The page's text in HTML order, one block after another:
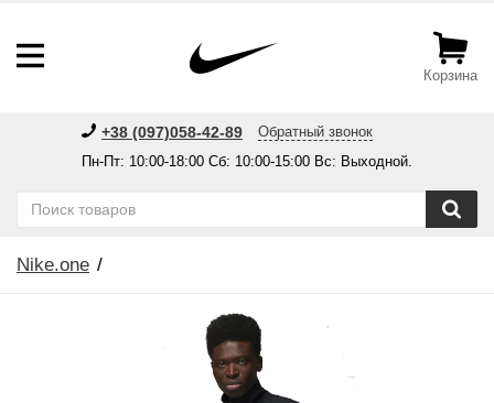
Корзина
+38 (097)058-42-89
Обратный звонок
Пн-Пт: 10:00-18:00 Сб: 10:00-15:00 Вс: Выходной.
Nike.one